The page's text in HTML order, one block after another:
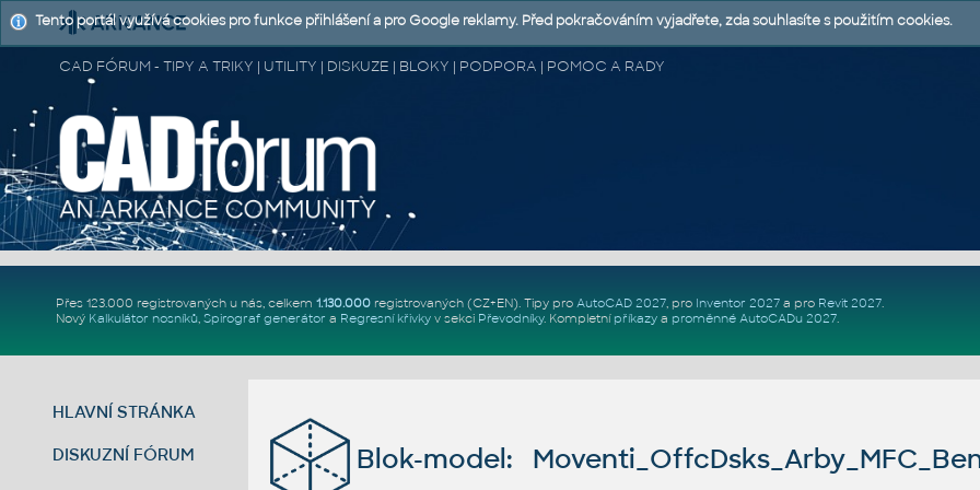
CAD FÓRUM - TIPY A TRIKY | UTILITY | DISKUZE | BLOKY | PODPORA | POMOC A RADY
Přes 123.000 registrovaných u nás, celkem 1.130.000registrovaných (CZ+EN). Tipy pro AutoCAD 2027, pro Inventor 2027a pro Revit 2027.
Nový Kalkulátor nosníků, Spirograf generátor a Regresní křivkyv sekci Převodníky. Kompletní příkazya proměnné AutoCADu 2027.
HLAVNÍ STRÁNKA
DISKUZNÍ FÓRUM Blok-model:
Tento portál využívá cookies pro funkce přihlášení a pro Google reklamy. Před pokračováním vyjadřete, zda souhlasíte s použitím cookies.